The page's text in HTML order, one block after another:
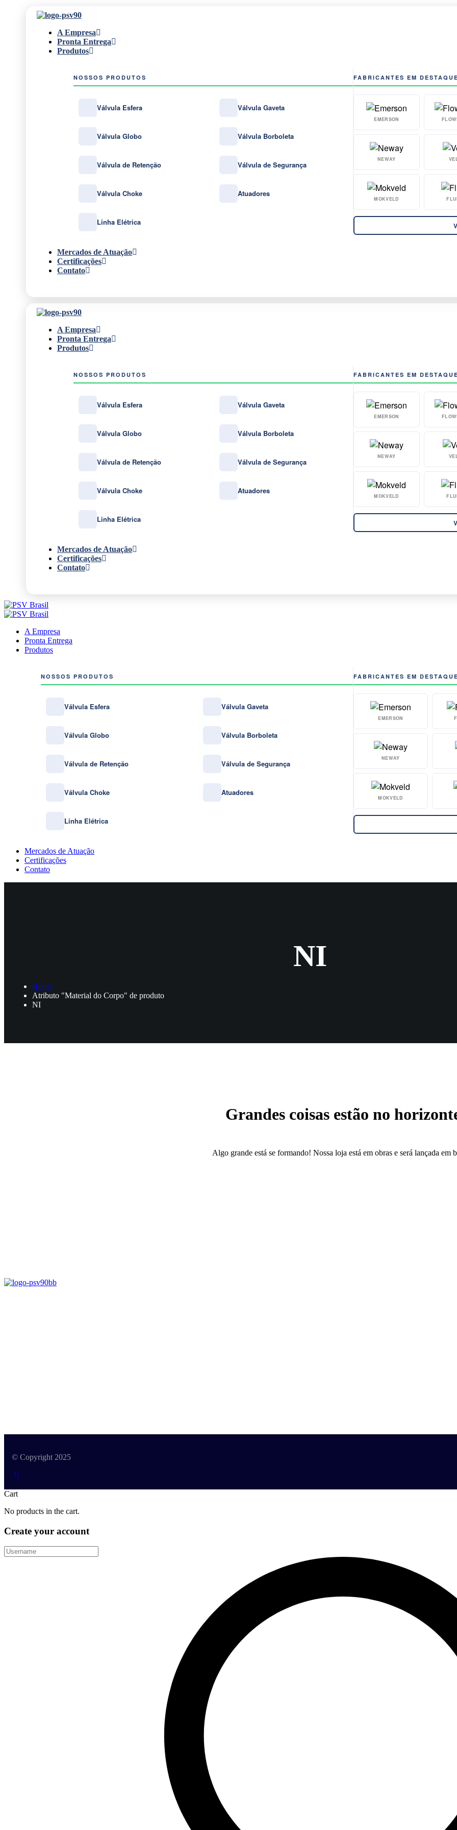
A Empresa
Pronta Entrega
Produtos
NOSSOS PRODUTOS
Válvula Esfera Válvula Gaveta
Válvula Globo Válvula Borboleta
Válvula de Retenção Válvula de Segurança
Válvula Choke Atuadores
Linha Elétrica
FABRICANTES EM
EMERSON
NEWAY
MOKVELD
Mercados de Atuação
Certificações
Contato
A Empresa
Pronta Entrega
Produtos
NOSSOS PRODUTOS
Válvula Esfera Válvula Gaveta
Válvula Globo Válvula Borboleta
Válvula de Retenção Válvula de Segurança
Válvula Choke Atuadores
Linha Elétrica
FABRICANTES EM
EMERSON
NEWAY
MOKVELD
Mercados de Atuação
Certificações
Contato
A Empresa
Pronta Entrega
Produtos
NOSSOS PRODUTOS
Válvula Esfera Válvula Gaveta
Válvula Globo Válvula Borboleta
Válvula de Retenção Válvula de Segurança
Válvula Choke Atuadores
Linha Elétrica
FABRICANTES EM
EMERSON
NEWAY
MOKVELD
Mercados de Atuação
Certificações
Contato
NI
Home
Atributo "Material do Corpo" de produto
NI
Grandes coisas estão no
Algo grande está se formando! Nossa loja está em obras e será lançada em
© Copyright 2025
Cart
No products in the cart.
Create your account